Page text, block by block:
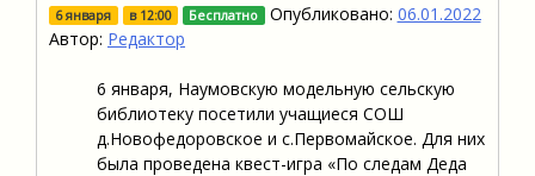
6 января в12:00 Бесплатно Опубликовано: 06.01.2022
Автор: Редактор
6 января, Наумовскую модельную сельскую
библиотеку посетили учащиеся СОШ
д.Новофедоровское и с.Первомайское. Для них
была проведена квест-игра «По следам Деда